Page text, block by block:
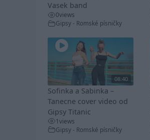
Vasek band
0views
Gipsy - Romské písničky
08:40
Sofinka a Sabinka –
Tanecne cover video od
Gipsy Titanic
1views
Gipsy - Romské písničky